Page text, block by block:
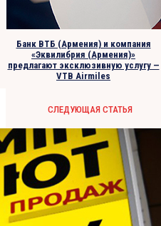
Банк ВТБ (Армения) и компания
«Эквилибрия (Армения)»
предлагают эксклюзивную услугу —
VTB Airmiles
СЛЕДУЮЩАЯ СТАТЬЯ